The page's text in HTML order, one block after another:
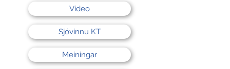
Video
Sjóvinnu KT
Meiningar